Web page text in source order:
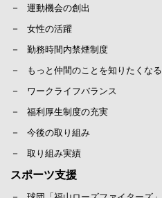
運動機会の創出
女性の活躍
勤務時間内禁煙制度
もっと仲間のことを知りたくなる
ワークライフバランス
福利厚生制度の充実
今後の取り組み
取り組み実績
スポーツ支援